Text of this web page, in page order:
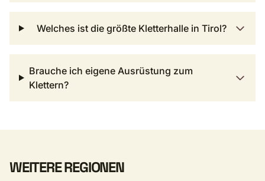
Welches ist die größte Kletterhalle in Tirol?
Brauche ich eigene Ausrüstung zum
Klettern?
WEITERE REGIONEN